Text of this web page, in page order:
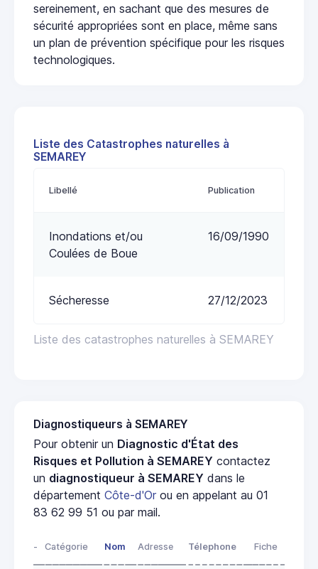
sereinement, en sachant que des mesures de
sécurité appropriées sont en place, même sans
un plan de prévention spécifique pour les risques
technologiques.
Liste des Catastrophes naturelles à
SEMAREY
Liste des catastrophes naturelles à SEMAREY
Libellé Publication
Inondations et/ou
Coulées de Boue
16/09/1990
Sécheresse 27/12/2023
Diagnostiqueurs à SEMAREY
Pour obtenir un Diagnostic d'État des
Risques et Pollution à SEMAREY contactez
un diagnostiqueur à SEMAREY dans le
département Côte-d'Or ou en appelant au 01
83 62 99 51 ou par mail.
- Catégorie Nom Adresse Télephone Fiche